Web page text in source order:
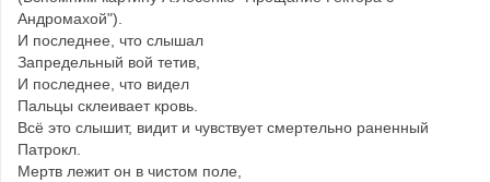
Андромахой").
И последнее, что слышал ­
Запредельный вой тетив,
И последнее, что видел
­Пальцы склеивает кровь.
Всё это слышит, видит и чувствует смертельно раненный
Патрокл.
Мертв лежит он в чистом поле,